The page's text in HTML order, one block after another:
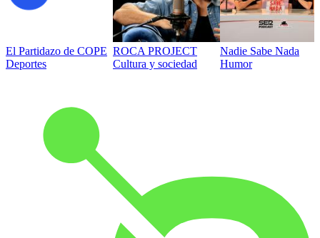
El Partidazo de COPE
Deportes
ROCA PROJECT
Cultura y sociedad
Nadie Sabe Nada
Humor